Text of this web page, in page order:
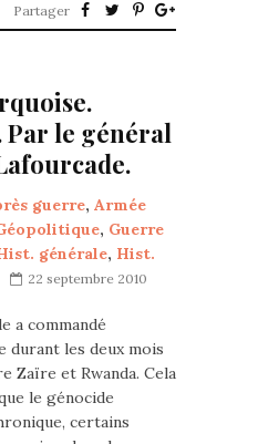
Partager
Par le général
guerre, Armée
, Guerre
générale, Hist.
22 septembre 2010
a commandé
durant les deux mois
Zaïre et Rwanda. Cela
le génocide
certains